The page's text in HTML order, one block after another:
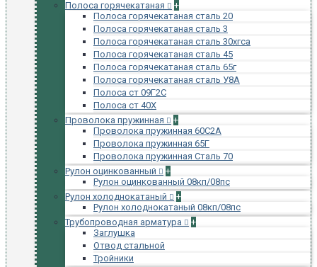
Полоса горячекатаная
+
Полоса горячекатаная сталь 20
Полоса горячекатаная сталь 3
Полоса горячекатаная сталь 30хгса
Полоса горячекатаная сталь 45
Полоса горячекатаная сталь 65г
Полоса горячекатаная сталь У8А
Полоса ст 09Г2С
Полоса ст 40Х
Проволока пружинная
+
Проволока пружинная 60С2А
Проволока пружинная 65Г
Проволока пружинная Сталь 70
Рулон оцинкованный
+
Рулон оцинкованный 08кп/08пс
Рулон холоднокатаный
+
Рулон холоднокатаный 08кп/08пс
Трубопроводная арматура
+
Заглушка
Отвод стальной
Тройники